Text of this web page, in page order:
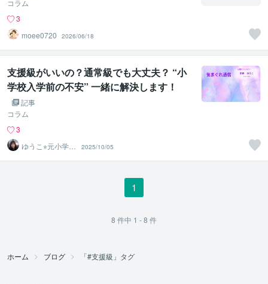
コラム
3
moee0720
2026/06/18
支援級がいいの？通常級でも大丈夫？ “小
学校入学前の不安” 一緒に解決します！
記事
コラム
3
ゆうこ⭐︎元小学校
教師・心理カウ
ンセラー
2025/10/05
1
8 件中 1 - 8 件
ホーム ブログ 「#支援級」タグ